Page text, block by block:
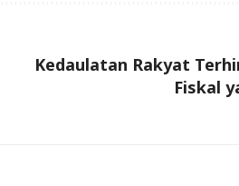
Kedaulatan Rakyat
Fiskal